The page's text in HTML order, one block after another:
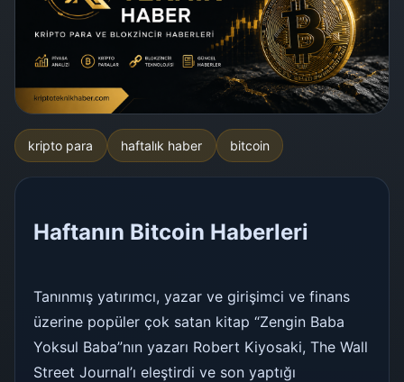
kripto para haftalık haber bitcoin
Haftanın Bitcoin Haberleri
Tanınmış yatırımcı, yazar ve girişimci ve finans
üzerine popüler çok satan kitap “Zengin Baba
Yoksul Baba”nın yazarı Robert Kiyosaki, The Wall
Street Journal’ı eleştirdi ve son yaptığı